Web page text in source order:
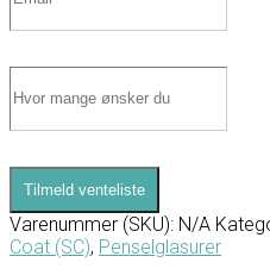
Tilmeld venteliste
Varenummer (SKU): N/A
Coat (SC), Penselglasurer